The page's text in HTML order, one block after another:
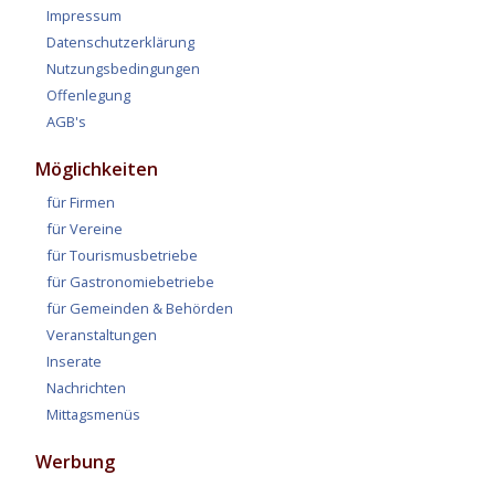
Impressum
Datenschutzerklärung
Nutzungsbedingungen
Offenlegung
AGB's
Möglichkeiten
für Firmen
für Vereine
für Tourismusbetriebe
für Gastronomiebetriebe
für Gemeinden & Behörden
Veranstaltungen
Inserate
Nachrichten
Mittagsmenüs
Werbung